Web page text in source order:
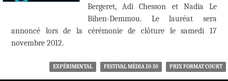
Bergeret, Adi Chesson et Nadia Le
Bihen-Demmou. Le lauréat sera
annoncé lors de la cérémonie de clôture le samedi 17
novembre 2012.
EXPÉRIMENTAL FESTIVAL MÉDIA 10-10 PRIX FORMAT COURT